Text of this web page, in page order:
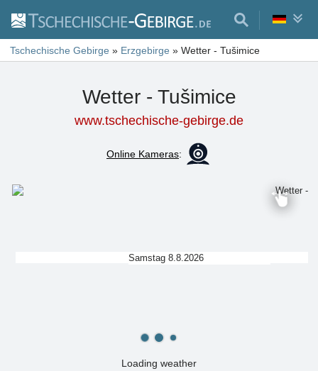
Tschechische Gebirge » Erzgebirge » Wetter - Tušimice
Wetter - Tušimice
www.tschechische-gebirge.de
Online Kameras:
Loading weather
Samstag 8.8.2026